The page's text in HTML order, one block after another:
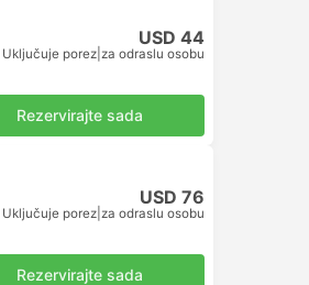
USD 44
Uključuje porez za odraslu osobu
Rezervirajte sada
USD 76
Uključuje porez za odraslu osobu
Rezervirajte sada